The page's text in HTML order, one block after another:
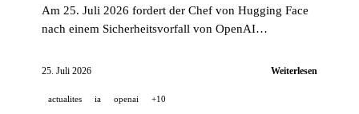
Am 25. Juli 2026 fordert der Chef von Hugging Face
nach einem Sicherheitsvorfall von OpenAI
Compute; OpenAI erkennt einen wichtigen Moment
Midjourney V8.2 wird zum Standardmodell, NVIDIA
25. Juli 2026 Weiterlesen
actualites ia openai +10